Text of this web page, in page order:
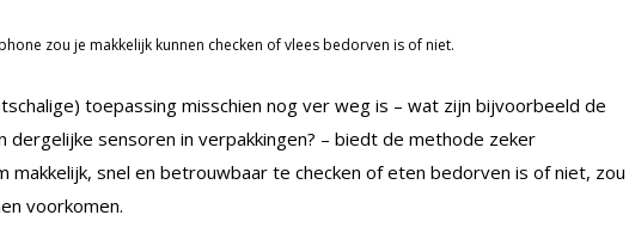
zou je makkelijk kunnen checken of vlees bedorven is of niet.
toepassing misschien nog ver weg is – wat zijn bijvoorbeeld de
dergelijke sensoren in verpakkingen? – biedt de methode zeker
makkelijk, snel en betrouwbaar te checken of eten bedorven is of niet, zou
voorkomen.